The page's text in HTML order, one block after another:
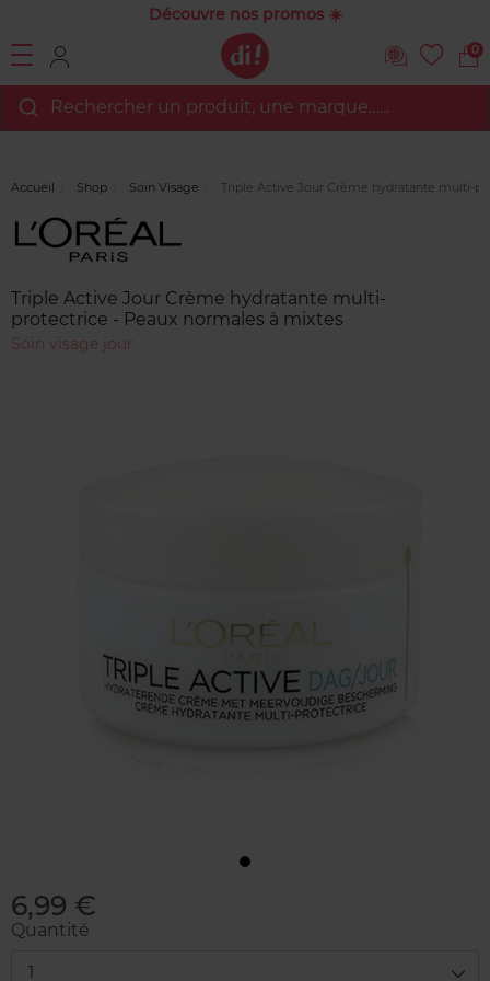
Découvre nos promos ☀️
0
Rechercher un produit, une marque…...
Accueil Shop Soin Visage Triple Active Jour Crème hydratante multi-
Marque
Triple Active Jour Crème hydratante multi-
protectrice - Peaux normales à mixtes
Soin visage jour
6,99 €
Quantité
1